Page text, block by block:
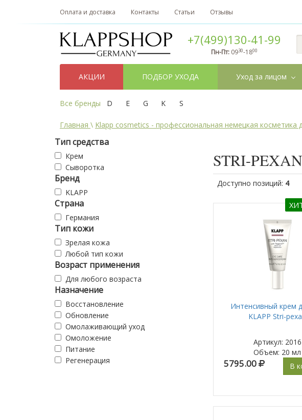
Оплата и доставка Контакты Статьи Отзывы
+7(499)130-41-99
Пн-Пт: 0930-1800
АКЦИИ ПОДБОР УХОДА Уход за лицом
Все бренды D E G K S
Главная \ Klapp cosmetics - профессиональная немецкая косметика
Тип средства
Крем
Сыворотка
Бренд
KLAPP
Страна
Германия
Тип кожи
Зрелая кожа
Любой тип кожи
Возраст применения
Для любого возраста
Назначение
Восстановление
Обновление
Омолаживающий уход
Омоложение
Питание
Регенерация
STRI-
Доступно позиций: 4
Интенсивный крем
KLAPP Stri-
Артикул: 2016
Объем: 20 мл
5795.00 В